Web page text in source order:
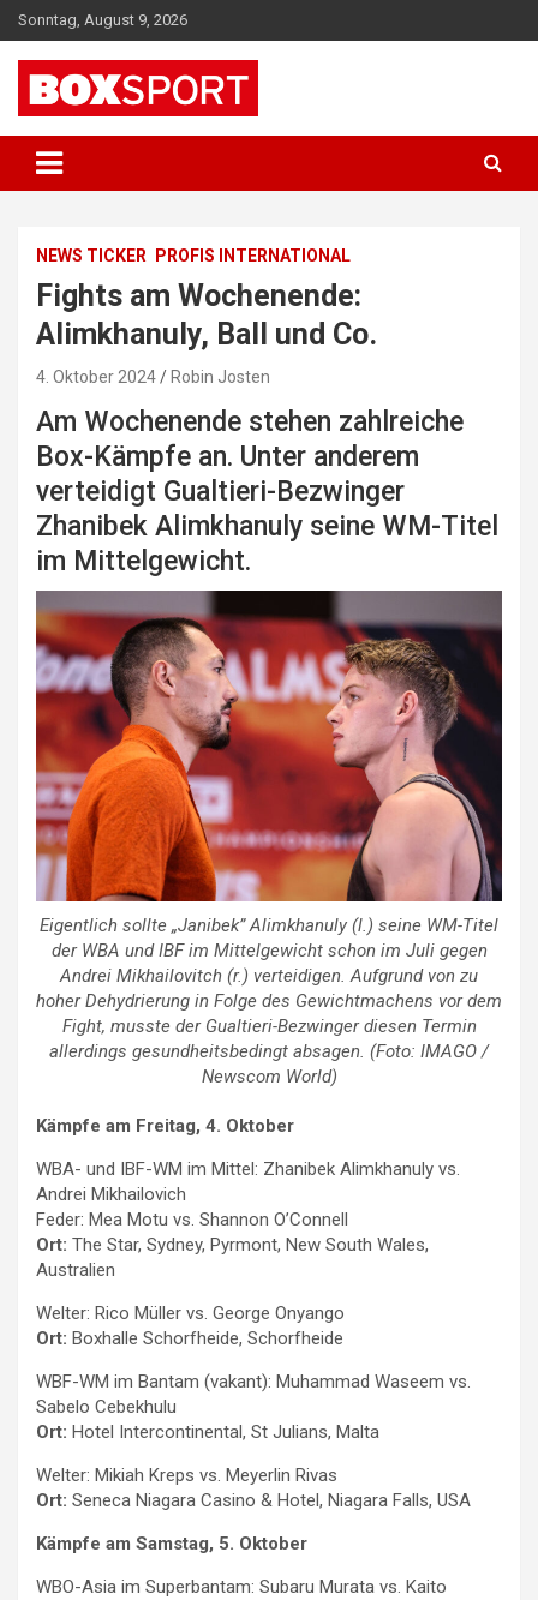
Skip
to
content
Sonntag, August 9, 2026
BOXSPORT
NEWS TICKER PROFIS INTERNATIONAL
Fights am Wochenende:
Alimkhanuly, Ball und Co.
4. Oktober 2024 Robin Josten
Am Wochenende stehen zahlreiche
Box-Kämpfe an. Unter anderem
verteidigt Gualtieri-Bezwinger
Zhanibek Alimkhanuly seine WM-Titel
im Mittelgewicht.
Eigentlich sollte „Janibek” Alimkhanuly (l.) seine WM-Titel
der WBA und IBF im Mittelgewicht schon im Juli gegen
Andrei Mikhailovitch (r.) verteidigen. Aufgrund von zu
hoher Dehydrierung in Folge des Gewichtmachens vor dem
Fight, musste der Gualtieri-Bezwinger diesen Termin
allerdings gesundheitsbedingt absagen. (Foto: IMAGO /
Newscom World)
Kämpfe am Freitag, 4. Oktober
WBA- und IBF-WM im Mittel: Zhanibek Alimkhanuly vs.
Andrei Mikhailovich
Feder: Mea Motu vs. Shannon O’Connell
Ort: The Star, Sydney, Pyrmont, New South Wales,
Australien
Welter: Rico Müller vs. George Onyango
Ort: Boxhalle Schorfheide, Schorfheide
WBF-WM im Bantam (vakant): Muhammad Waseem vs.
Sabelo Cebekhulu
Ort: Hotel Intercontinental, St Julians, Malta
Welter: Mikiah Kreps vs. Meyerlin Rivas
Ort: Seneca Niagara Casino & Hotel, Niagara Falls, USA
Kämpfe am Samstag, 5. Oktober
WBO-Asia im Superbantam: Subaru Murata vs. Kaito